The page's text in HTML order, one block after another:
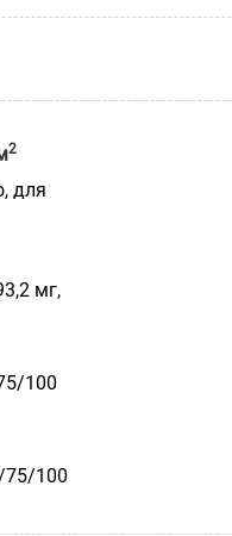
2
для
мг,
100
75/100